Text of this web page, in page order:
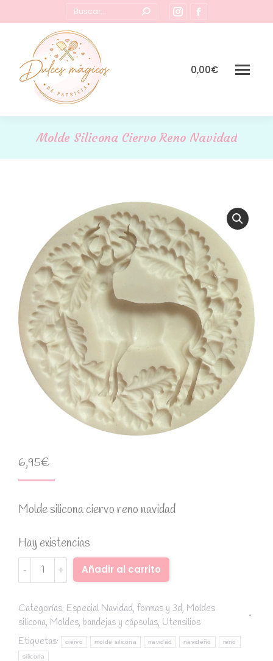
Buscar:
Instagram
page
new
page
in
0,00€
Molde Silicona Ciervo Reno Navidad
6,95€
Molde silicona ciervo reno navidad
Hay existencias
Molde
silicona
reno
navidad
quantity
Añadir al carrito
Categorías: Especial Navidad, formas y 3d, Moldes
silicona, Moldes, bandejas y cápsulas, Utensilios
Etiquetas:
ciervo molde silicona navidad navideño reno
silicona